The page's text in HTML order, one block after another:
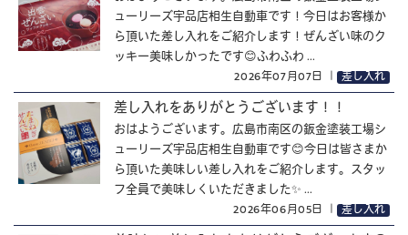
ューリーズ宇品店相生自動車です！今日はお客様か
ら頂いた差し入れをご紹介します！ぜんざい味のク
ッキー美味しかったです😊ふわふわ ...
2026年07月07日 差し入れ
差し入れをありがとうございます！！
おはようございます。広島市南区の鈑金塗装工場シ
ューリーズ宇品店相生自動車です😊今日は皆さまか
ら頂いた美味しい差し入れをご紹介します。スタッ
フ全員で美味しくいただきました✨ ...
2026年06月05日 差し入れ